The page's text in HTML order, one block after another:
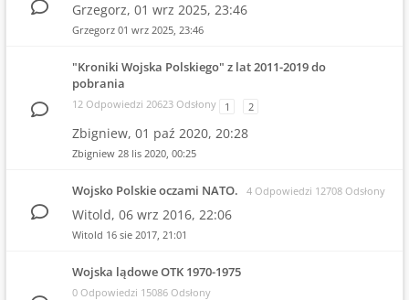
Grzegorz, 01 wrz 2025, 23:46
Grzegorz 01 wrz 2025, 23:46
"Kroniki Wojska Polskiego" z lat 2011-2019 do
pobrania
12 Odpowiedzi 20623 Odsłony 1 2
Zbigniew, 01 paź 2020, 20:28
Zbigniew 28 lis 2020, 00:25
Wojsko Polskie oczami NATO. 4 Odpowiedzi 12708 Odsłony
Witold, 06 wrz 2016, 22:06
Witold 16 sie 2017, 21:01
Wojska lądowe OTK 1970-1975
0 Odpowiedzi 15086 Odsłony